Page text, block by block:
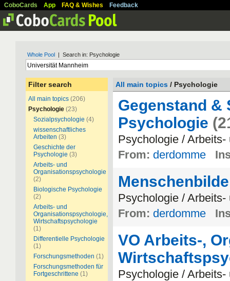
CoboCards App FAQ & Wishes Feedback
Whole Pool | Search in: Psychologie
Filter search
All main topics (206)
Psychologie (23)
Sozialpsychologie (4)
wissenschaftliches
Arbeiten (3)
Geschichte der
Psychologie (3)
Arbeits- und
Organisationspsychologie
(2)
Biologische Psychologie
(2)
Arbeits- und
Organisationspsychologie,
Wirtschaftspsychologie
(1)
Differentielle Psychologie
(1)
Forschungsmethoden (1)
Forschungsmethoden für
Fortgeschrittene (1)
All main topics / Psychologie
Gegenstand &
Psychologie
Psychologie /
From: derdomme
Psychologie /
From: derdomme
VO Arbeits-,
Psychologie /